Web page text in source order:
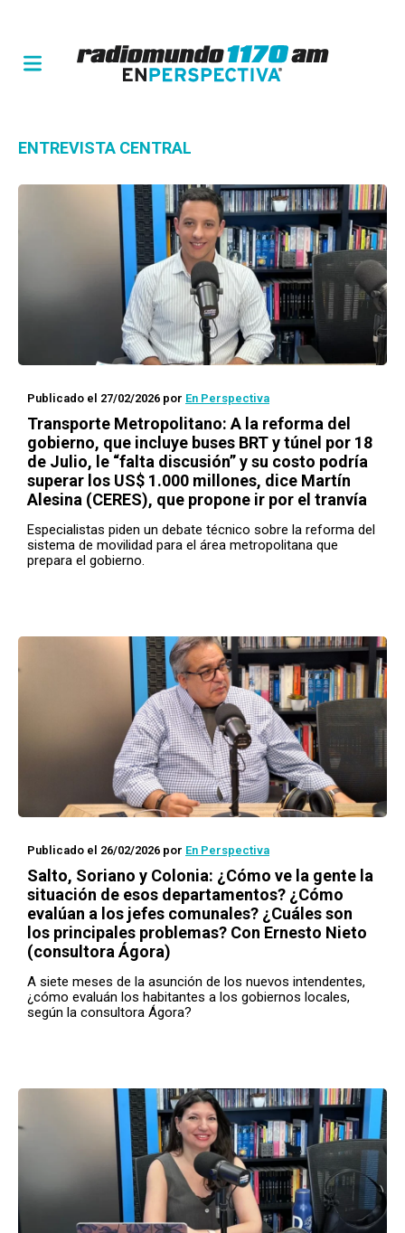
ENTREVISTA CENTRAL
Publicado el 27/02/2026 por En Perspectiva
Transporte Metropolitano: A la reforma del
gobierno, que incluye buses BRT y túnel por 18
de Julio, le “falta discusión” y su costo podría
superar los US$ 1.000 millones, dice Martín
Alesina (CERES), que propone ir por el tranvía
Especialistas piden un debate técnico sobre la reforma del
sistema de movilidad para el área metropolitana que
prepara el gobierno.
Publicado el 26/02/2026 por En Perspectiva
Salto, Soriano y Colonia: ¿Cómo ve la gente la
situación de esos departamentos? ¿Cómo
evalúan a los jefes comunales? ¿Cuáles son
los principales problemas? Con Ernesto Nieto
(consultora Ágora)
A siete meses de la asunción de los nuevos intendentes,
¿cómo evaluán los habitantes a los gobiernos locales,
según la consultora Ágora?